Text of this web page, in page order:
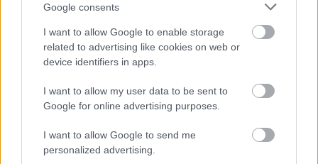
Google consents
I want to allow Google to enable storage
related to advertising like cookies on web or
device identifiers in apps.
I want to allow my user data to be sent to
Google for online advertising purposes.
I want to allow Google to send me
personalized advertising.
Το Minecraft έρχεται στο Nintendo Switch 2 όπως δεν το
έχετε ξαναδεί